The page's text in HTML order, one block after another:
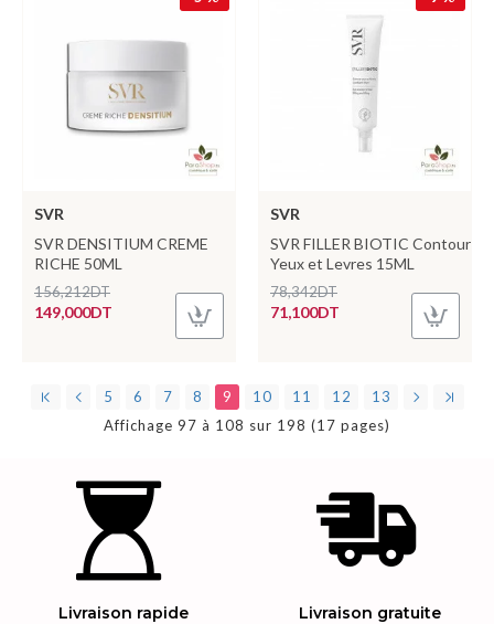
SVR
SVR DENSITIUM CREME
RICHE 50ML
149,000DT
156,212DT
SVR
SVR FILLER BIOTIC Contour
Yeux et Levres 15ML
71,100DT
78,342DT
5 6 7 8 9 10 11 12
13
Affichage 97 à 108 sur 198 (17 pages)
Livraison rapide Livraison gratuite